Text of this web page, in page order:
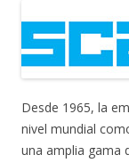
Desde 1965, la
nivel mundial
una amplia gama